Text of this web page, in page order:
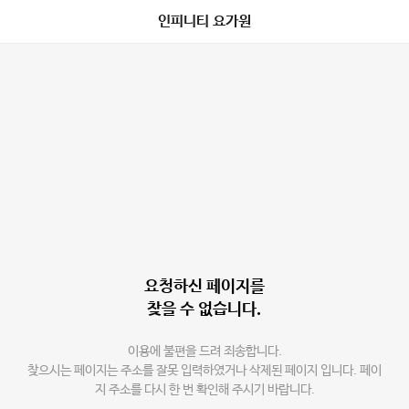
인피니티 요가원
요청하신 페이지를
찾을 수 없습니다.
이용에 불편을 드려 죄송합니다.
찾으시는 페이지는 주소를 잘못 입력하였거나 삭제된 페이지 입니다. 페이
지 주소를 다시 한 번 확인해 주시기 바랍니다.